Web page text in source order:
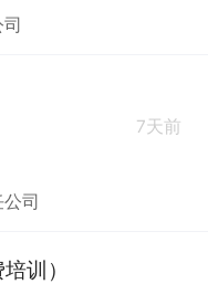
7天前
司
训）